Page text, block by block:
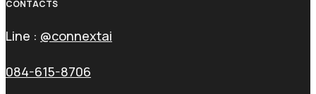
CONTACTS
Line : @connextai
084-615-8706